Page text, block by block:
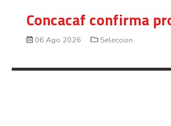
Concacaf confirma
06 Ago 2026 Seleccion